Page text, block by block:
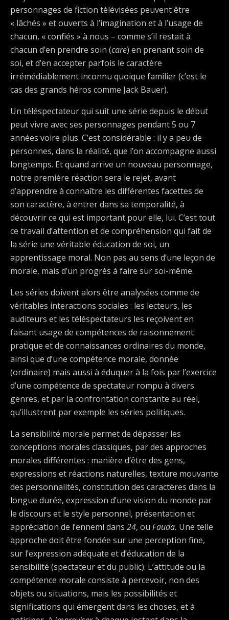
personnages de fiction télévisées peuvent être
« lâchés » et ouverts à l’imagination et à l’usage de
chacun, « confiés » à nous – comme s’il restait à
chacun d’en prendre soin (care) en prenant soin de
soi, et d’en accepter parfois le caractère
irrémédiablement inconnu quoique familier (c’est le
cas des grands héros comme Jack Bauer).
Un téléspectateur qui suit une série depuis le début
peut vivre avec ses personnages pendant 5 ou 7
années voire plus. C’est considérable : il y a peu de
personnes, dans la réalité, que l’on accompagne aussi
longtemps. Et quand arrive un nouveau personnage,
notre première réaction sera le rejet, avant
d’apprendre à connaître les différentes facettes de
son caractère, à entrer dans sa temporalité, à
découvrir ce qui est important pour elle, lui. C’est tout
ce travail d’attention et de compréhension qui fait de
la série une véritable éducation de soi, un
apprentissage moral. Non pas au sens d’une leçon de
morale, mais d’un progrès à faire sur soi-même.
Les séries doivent alors être analysées comme de
véritables interactions sociales : les lecteurs, les
auditeurs et les téléspectateurs les reçoivent en
faisant usage de compétences de raisonnement
pratique et de connaissances ordinaires du monde,
ainsi que d’une compétence morale, donnée
(ordinaire) mais aussi à éduquer à la fois par l’exercice
d’une compétence de spectateur rompu à divers
genres, et par la confrontation constante au réel,
qu’illustrent par exemple les séries politiques.
La sensibilité morale permet de dépasser les
conceptions morales classiques, par des approches
morales différentes : manière d’être des gens,
expressions et réactions naturelles, texture mouvante
des personnalités, constitution des caractères dans la
longue durée, expression d’une vision du monde par
le discours et le style personnel, présentation et
appréciation de l’ennemi dans 24, ou Fauda. Une telle
approche doit être fondée sur une perception fine,
sur l’expression adéquate et d’éducation de la
sensibilité (spectateur et du public). L’attitude ou la
compétence morale consiste à percevoir, non des
objets ou situations, mais les possibilités et
significations qui émergent dans les choses, et à